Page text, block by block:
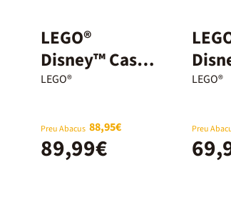
LEGO®
Disney™ Casa
a la Platja de
43268
LEGO®
Preu Abacus 88,95€
89,99€
Luxo
LEGO®
Preu